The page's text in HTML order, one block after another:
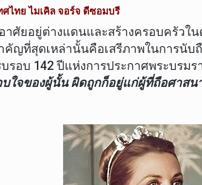
ศไทย ไมเคิล จอร์จ ดีซอมบรี
างแดนและสร้างครอบครัวในต่า
ญที่สุดเหล่านั้นคือเสรีภาพในการนั
อบ 142 ปีแห่งการประกาศพระบรม
ใจของผู้นั้น ผิดถูกก็อยู่แก่ผู้ที่ถือศาสน